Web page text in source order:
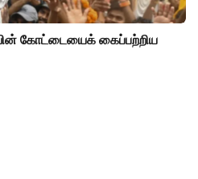
கோட்டையைக் கைப்பற்றிய